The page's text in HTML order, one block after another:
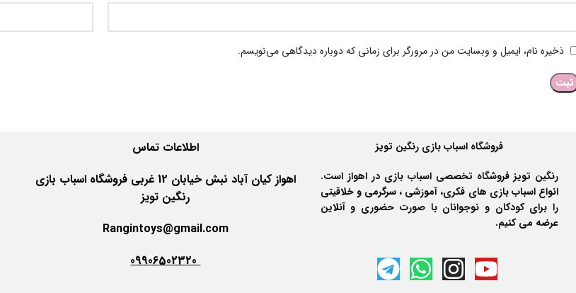
ذخیره نام، ایمیل و وبسایت من در مرورگر برای زمانی که دوباره دیدگاهی می‌نویسم.
فروشگاه اسباب بازی رنگین تویز
رنگین تویز فروشگاه تخصصی اسباب بازی در اهواز است.
انواع اسباب بازی های فکری، آموزشی ، سرگرمی و خلاقیتی
را برای کودکان و نوجوانان با صورت حضوری و آنلاین
عرضه می کنیم.
اطلاعات تماس
اهواز کیان آباد نبش خیابان 12 غربی فروشگاه اسباب بازی
رنگین تویز
Rangintoys@gmail.com
09906502320